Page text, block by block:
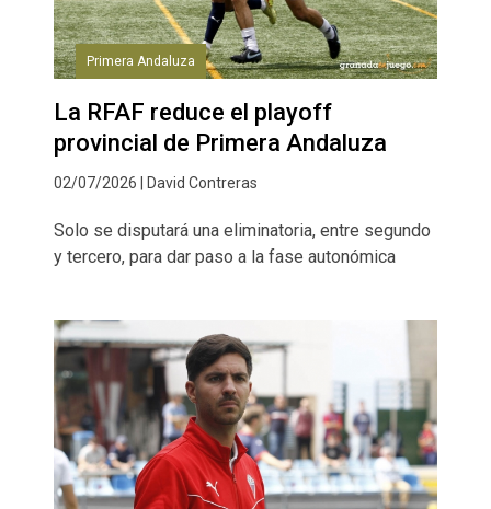
Primera Andaluza
La RFAF reduce el playoff
provincial de Primera Andaluza
02/07/2026 | David Contreras
Solo se disputará una eliminatoria, entre segundo
y tercero, para dar paso a la fase autonómica